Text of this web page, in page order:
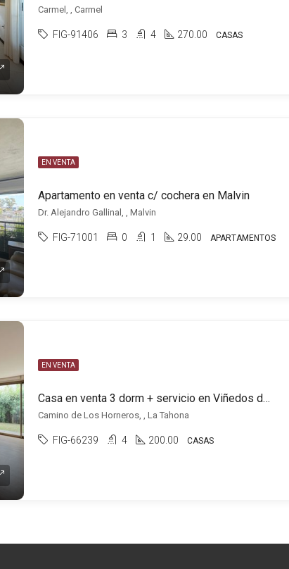
Carmel, , Carmel
FIG-91406 3 4 270.00 CASAS
EN VENTA
Apartamento en venta c/ cochera en Malvin
Dr. Alejandro Gallinal, , Malvin
FIG-71001 0 1 29.00 APARTAMENTOS
EN VENTA
Casa en venta 3 dorm + servicio en Viñedos de la Tahona
Camino de Los Horneros, , La Tahona
FIG-66239 4 200.00 CASAS